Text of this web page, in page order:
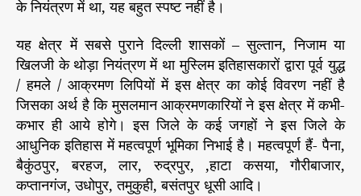
के नियंत्रण में था, यह बहुत स्पष्ट नहीं है।
यह क्षेत्र में सबसे पुराने दिल्ली शासकों – सुल्तान, निजाम या
खिलजी के थोड़ा नियंत्रण में था मुस्लिम इतिहासकारों द्वारा पूर्व युद्ध
/ हमले / आक्रमण लिपियों में इस क्षेत्र का कोई विवरण नहीं है
जिसका अर्थ है कि मुसलमान आक्रमणकारियों ने इस क्षेत्र में कभी-
कभार ही आये होगे। इस जिले के कई जगहों ने इस जिले के
आधुनिक इतिहास में महत्वपूर्ण भूमिका निभाई है। महत्वपूर्ण हैं- पैना,
बैकुंठपुर, बरहज, लार, रुद्रपुर, ,हाटा कसया, गौरीबाजार,
कप्तानगंज, उधोपुर, तमुकुही, बसंतपुर धूसी आदि।